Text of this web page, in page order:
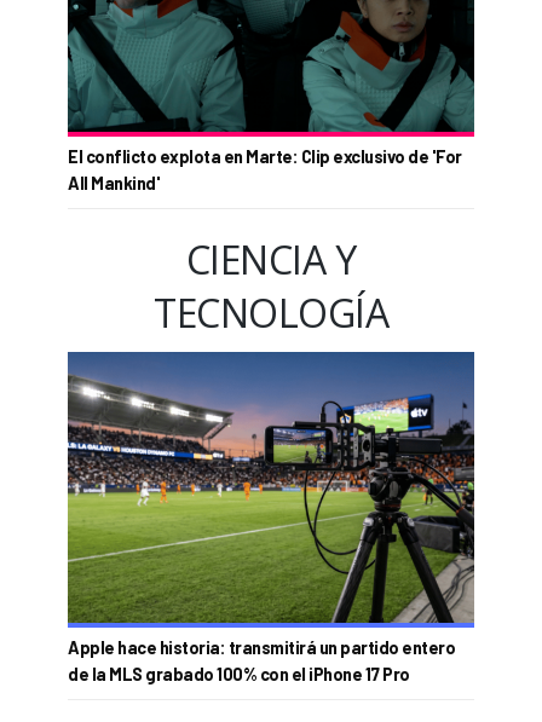
El conflicto explota en Marte: Clip exclusivo de 'For
All Mankind'
CIENCIA Y
TECNOLOGÍA
Apple hace historia: transmitirá un partido entero
de la MLS grabado 100% con el iPhone 17 Pro